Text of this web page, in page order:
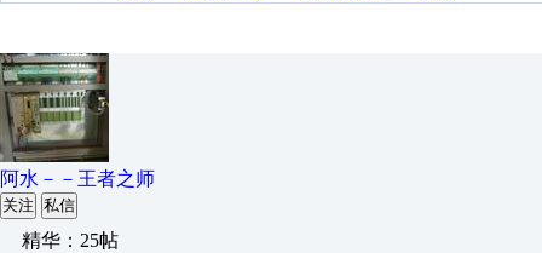
阿水－－王者之师
关注 私信
精华：25帖